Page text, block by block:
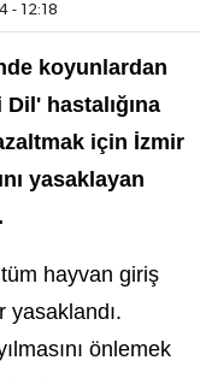
- 12:18
koyunlardan
hastalığına
azaltmak için İzmir
yasaklayan
hayvan giriş
yasaklandı.
önlemek